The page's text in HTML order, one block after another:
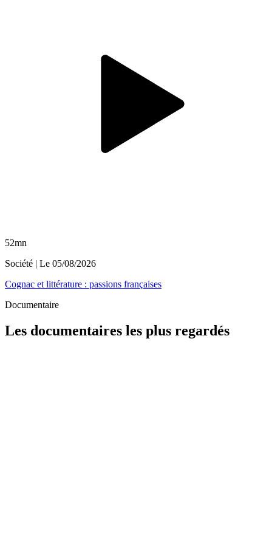
52mn
Société | Le 05/08/2026
Cognac et littérature : passions françaises
Documentaire
Les documentaires les plus regardés